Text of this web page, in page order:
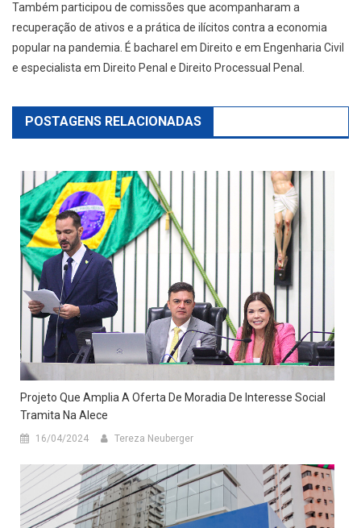
Também participou de comissões que acompanharam a
recuperação de ativos e a prática de ilícitos contra a economia
popular na pandemia. É bacharel em Direito e em Engenharia Civil
e especialista em Direito Penal e Direito Processual Penal.
POSTAGENS RELACIONADAS
Projeto Que Amplia A Oferta De Moradia De Interesse Social
Tramita Na Alece
16/04/2024 Tereza Neuberger